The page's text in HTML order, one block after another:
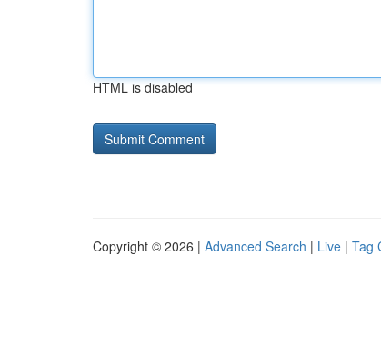
HTML is disabled
Copyright © 2026 | Advanced Search | Live | Tag